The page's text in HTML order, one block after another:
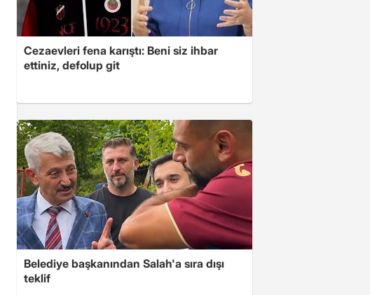
Cezaevleri fena karıştı: Beni siz ihbar
ettiniz, defolup git
Belediye başkanından Salah'a sıra dışı
teklif